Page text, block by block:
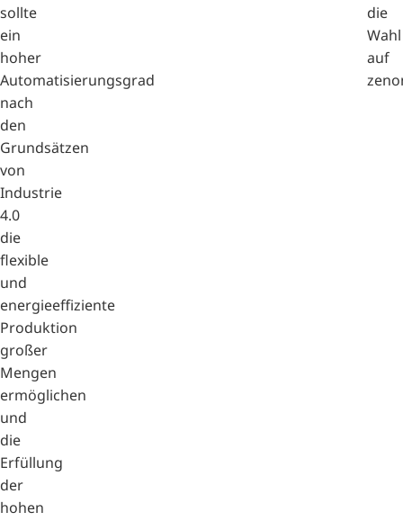
sollte
ein
hoher
Automatisierungsgrad
nach
den
Grundsätzen
von
Industrie
4.0
die
flexible
und
energieeffiziente
Produktion
großer
Mengen
ermöglichen
und
die
Erfüllung
der
hohen
die
Wahl
auf